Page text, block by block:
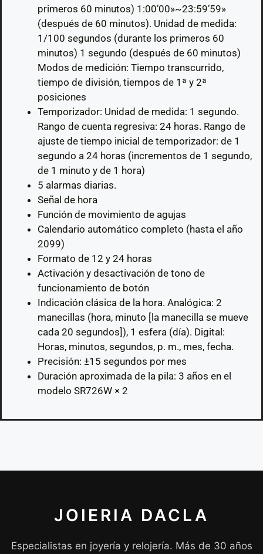
primeros 60 minutos) 1:00’00»~23:59’59»
(después de 60 minutos). Unidad de medida:
1/100 segundos (durante los primeros 60
minutos) 1 segundo (después de 60 minutos)
Modos de medición: Tiempo transcurrido,
tiempo de división, tiempos de 1ª y 2ª
posiciones
Temporizador: Unidad de medida: 1 segundo.
Rango de cuenta regresiva: 24 horas. Rango de
ajuste de tiempo inicial de temporizador: de 1
segundo a 24 horas (incrementos de 1 segundo,
de 1 minuto y de 1 hora)
5 alarmas diarias.
Señal de hora
Función de movimiento de agujas
Calendario automático completo (hasta el año
2099)
Formato de 12 y 24 horas
Activación y desactivación de tono de
funcionamiento de botón
Indicación clásica de la hora. Analógica: 2
manecillas (hora, minuto [la manecilla se mueve
cada 20 segundos]), 1 esfera (día). Digital:
Horas, minutos, segundos, p. m., mes, fecha.
Precisión: ±15 segundos por mes
Duración aproximada de la pila: 3 años en el
modelo SR726W × 2
JOIERIA DACLA
Especialistas en joyería y relojería. Más de 30 años